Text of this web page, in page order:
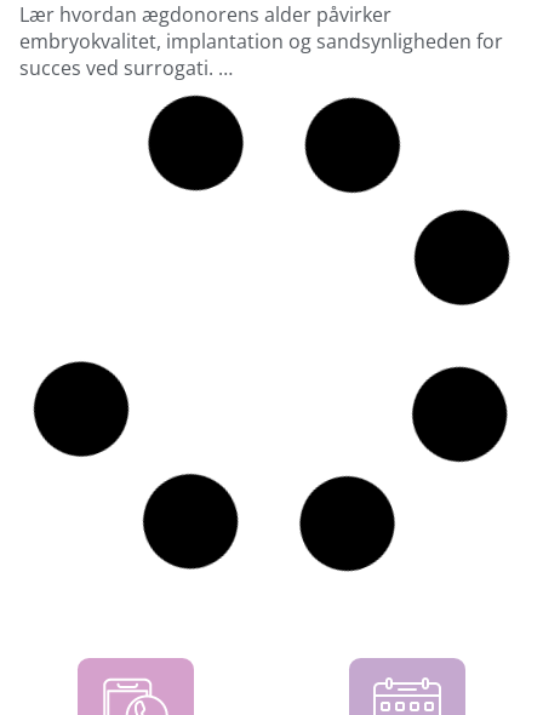
Lær hvordan ægdonorens alder påvirker
embryokvalitet, implantation og sandsynligheden for
succes ved surrogati. …